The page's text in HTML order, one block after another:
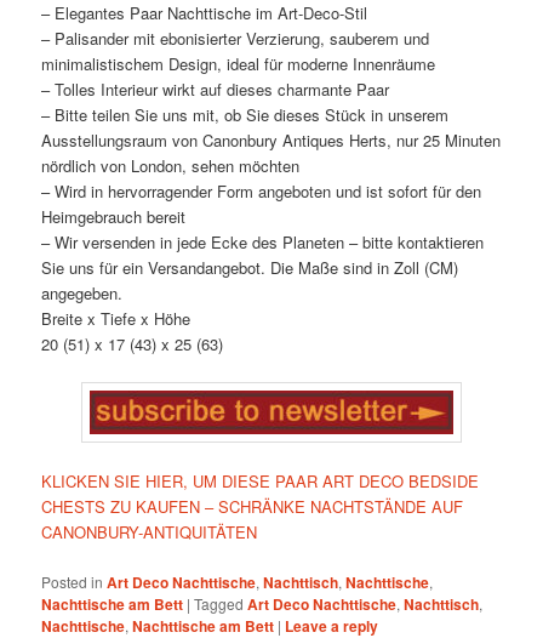
– Elegantes Paar Nachttische im Art-Deco-Stil
– Palisander mit ebonisierter Verzierung, sauberem und
minimalistischem Design, ideal für moderne Innenräume
– Tolles Interieur wirkt auf dieses charmante Paar
– Bitte teilen Sie uns mit, ob Sie dieses Stück in unserem
Ausstellungsraum von Canonbury Antiques Herts, nur 25 Minuten
nördlich von London, sehen möchten
– Wird in hervorragender Form angeboten und ist sofort für den
Heimgebrauch bereit
– Wir versenden in jede Ecke des Planeten – bitte kontaktieren
Sie uns für ein Versandangebot. Die Maße sind in Zoll (CM)
angegeben.
Breite x Tiefe x Höhe
20 (51) x 17 (43) x 25 (63)
KLICKEN SIE HIER, UM DIESE PAAR ART DECO BEDSIDE
CHESTS ZU KAUFEN – SCHRÄNKE NACHTSTÄNDE AUF
CANONBURY-ANTIQUITÄTEN
Posted in Art Deco Nachttische,Nachttisch,Nachttische,
Nachttische am Bett |Tagged Art Deco Nachttische,Nachttisch,
Nachttische,Nachttische am Bett | Leave a reply